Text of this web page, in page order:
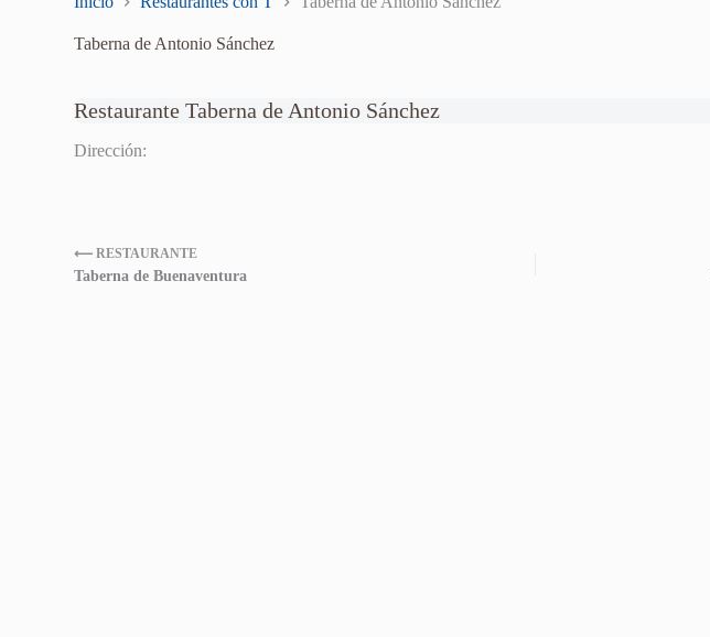
Taberna de Antonio Sánchez
Restaurante Taberna de Antonio Sánchez
Dirección:
⟵ RESTAURANTE
Taberna de Buenaventura